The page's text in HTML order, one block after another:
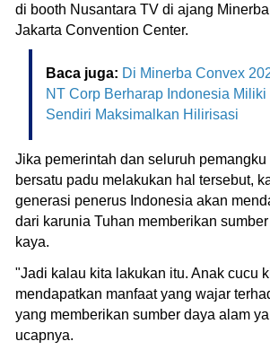
di booth Nusantara TV di ajang
Jakarta Convention Center.
Baca juga: Di Minerba Convex
NT Corp Berharap Indonesia Miliki
Sendiri Maksimalkan Hilirisasi
Jika pemerintah dan seluruh
bersatu padu melakukan hal tersebut,
generasi penerus Indonesia akan
dari karunia Tuhan memberikan
kaya.
"Jadi kalau kita lakukan itu. Anak cucu
mendapatkan manfaat yang wajar
yang memberikan sumber daya alam
ucapnya.